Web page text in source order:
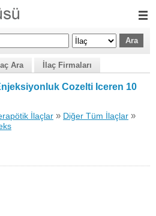
İlaç Ara İlaç Firmaları
Cozelti Iceren 10
İlaçlar » Diğer Tüm İlaçlar »